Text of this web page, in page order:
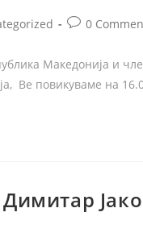
0
Македонија и
Ве повикуваме на